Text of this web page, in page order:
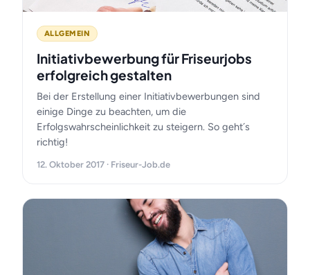
ALLGEMEIN
Initiativbewerbung für Friseurjobs
erfolgreich gestalten
Bei der Erstellung einer Initiativbewerbungen sind
einige Dinge zu beachten, um die
Erfolgswahrscheinlichkeit zu steigern. So geht´s
richtig!
12. Oktober 2017 · Friseur-Job.de